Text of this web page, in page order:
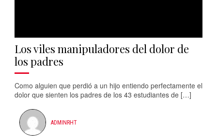
Los viles manipuladores del dolor de
los padres
Como alguien que perdió a un hijo entiendo perfectamente el
dolor que sienten los padres de los 43 estudiantes de […]
ADMINRHT